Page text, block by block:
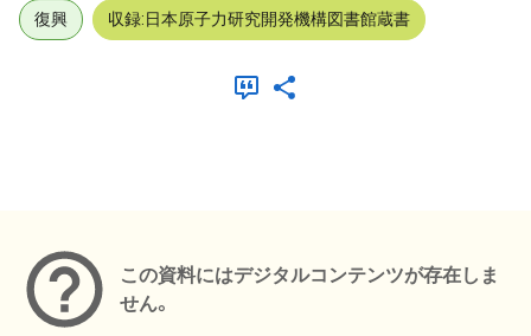
復興 収録:日本原子力研究開発機構図書館蔵書
この資料にはデジタルコンテンツが存在しま
せん。